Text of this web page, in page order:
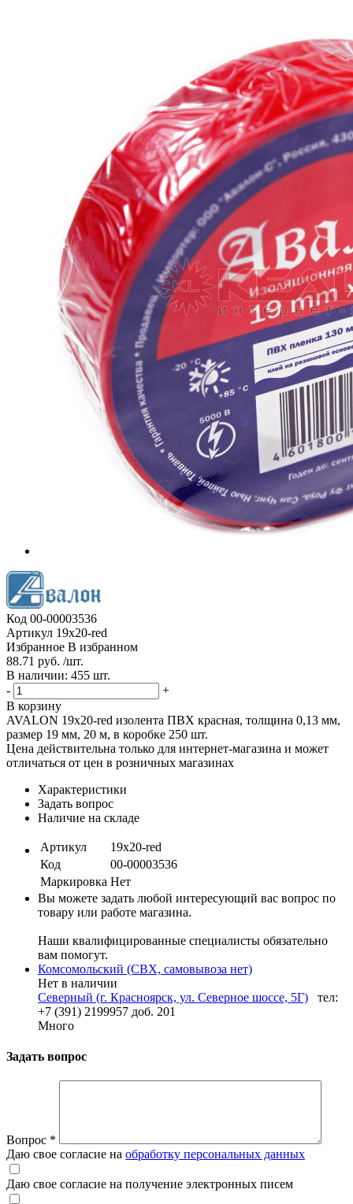
Код 00-00003536
Артикул 19x20-red
Избранное В избранном
88.71 руб. /шт.
В наличии: 455 шт.
-
+
В корзину
AVALON 19x20-red изолента ПВХ красная, толщина 0,13 мм,
размер 19 мм, 20 м, в коробке 250 шт.
Цена действительна только для интернет-магазина и может
отличаться от цен в розничных магазинах
Характеристики
Задать вопрос
Наличие на складе
Артикул
19x20-red
Код
00-00003536
Маркировка Нет
Вы можете задать любой интересующий вас вопрос по
товару или работе магазина.
Наши квалифицированные специалисты обязательно
вам помогут.
Комсомольский (СВХ, самовывоза нет)
Нет в наличии
Северный (г. Красноярск, ул. Северное шоссе, 5Г)
тел:
+7 (391) 2199957 доб. 201
Много
Задать вопрос
Вопрос *
Даю свое согласие на обработку персональных данных
Даю свое согласие на получение электронных писем